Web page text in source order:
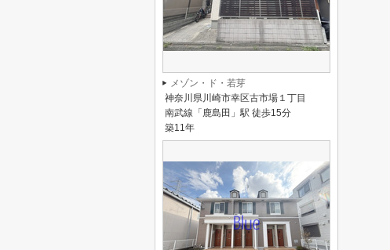
メゾン・ド・若芽
神奈川県川崎市幸区古市場１丁目
南武線「鹿島田」駅 徒歩15分
築11年